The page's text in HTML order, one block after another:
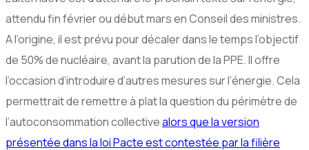
attendu fin février ou début mars en Conseil des ministres.
A l’origine, il est prévu pour décaler dans le temps l’objectif
de 50% de nucléaire, avant la parution de la PPE. Il offre
l’occasion d’introduire d’autres mesures sur l’énergie. Cela
permettrait de remettre à plat la question du périmètre de
l’autoconsommation collectivealors que la version
présentée dans la loi Pacte est contestée par la filière